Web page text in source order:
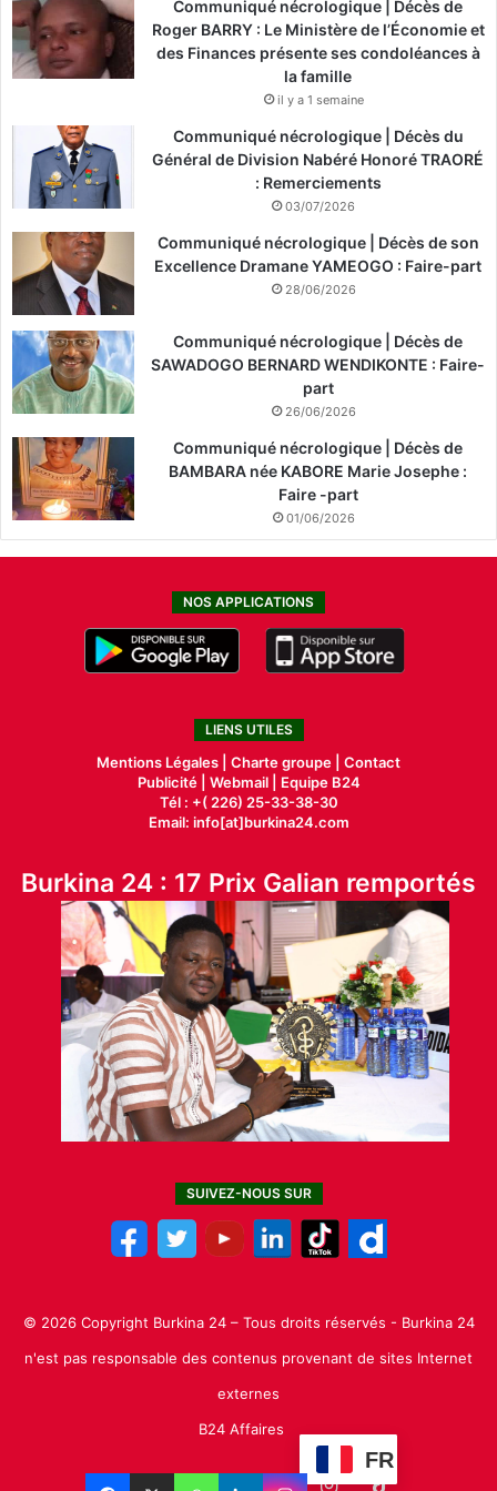
Communiqué nécrologique | Décès de
Roger BARRY : Le Ministère de l’Économie et
des Finances présente ses condoléances à
la famille
il y a 1 semaine
Communiqué nécrologique | Décès du
Général de Division Nabéré Honoré TRAORÉ
: Remerciements
03/07/2026
Communiqué nécrologique | Décès de son
Excellence Dramane YAMEOGO : Faire-part
28/06/2026
Communiqué nécrologique | Décès de
SAWADOGO BERNARD WENDIKONTE : Faire-
part
26/06/2026
Communiqué nécrologique | Décès de
BAMBARA née KABORE Marie Josephe :
Faire -part
01/06/2026
NOS APPLICATIONS
LIENS UTILES
Mentions Légales | Charte groupe | Contact
Publicité| Webmail |
Equipe B24
Tél : +( 226) 25-33-38-30
Email: info[at]burkina24.com
Burkina 24 : 17 Prix Galian remportés
SUIVEZ-NOUS SUR
© 2026 Copyright Burkina 24 – Tous droits réservés - Burkina 24
n'est pas responsable des contenus provenant de sites Internet
externes
B24 Affaires
FR
Facebook LinkedinYouTubeInstagram
TikTok